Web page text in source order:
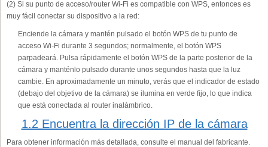
(2) Si su punto de acceso/router Wi-Fi es compatible con WPS, entonces es
muy fácil conectar su dispositivo a la red:
Enciende la cámara y mantén pulsado el botón WPS de tu punto de
acceso Wi-Fi durante 3 segundos; normalmente, el botón WPS
parpadeará. Pulsa rápidamente el botón WPS de la parte posterior de la
cámara y manténlo pulsado durante unos segundos hasta que la luz
cambie. En aproximadamente un minuto, verás que el indicador de estado
(debajo del objetivo de la cámara) se ilumina en verde fijo, lo que indica
que está conectada al router inalámbrico.
1.2 Encuentra la dirección IP de la cámara
Para obtener información más detallada, consulte el manual del fabricante.